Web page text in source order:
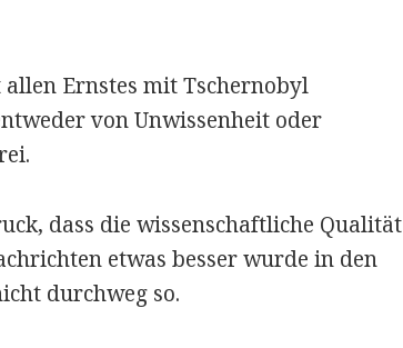
Ernstes mit Tschernobyl
von Unwissenheit oder
dass die wissenschaftliche Qualität
etwas besser wurde in den
durchweg so.